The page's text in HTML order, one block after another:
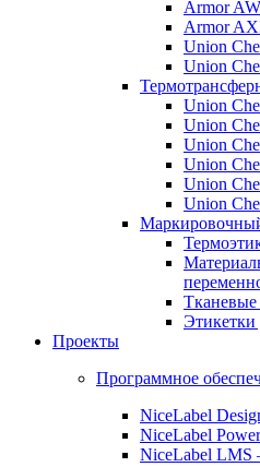
Armor
Armor
Union
Union
Union
Union
Union
Union
Union
Union
Проекты
Программное
NiceLabel
NiceLabel
NiceLabel LMS